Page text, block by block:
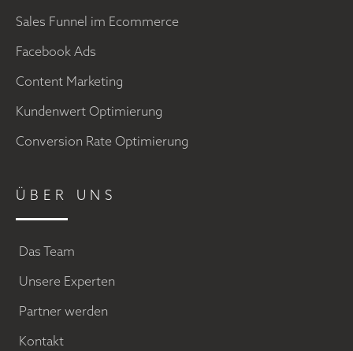
Sales Funnel im Ecommerce
Facebook Ads
Content Marketing
Kundenwert Optimierung
Conversion Rate Optimierung
ÜBER UNS
Das Team
Unsere Experten
Partner werden
Kontakt